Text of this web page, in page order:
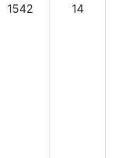
1542 14